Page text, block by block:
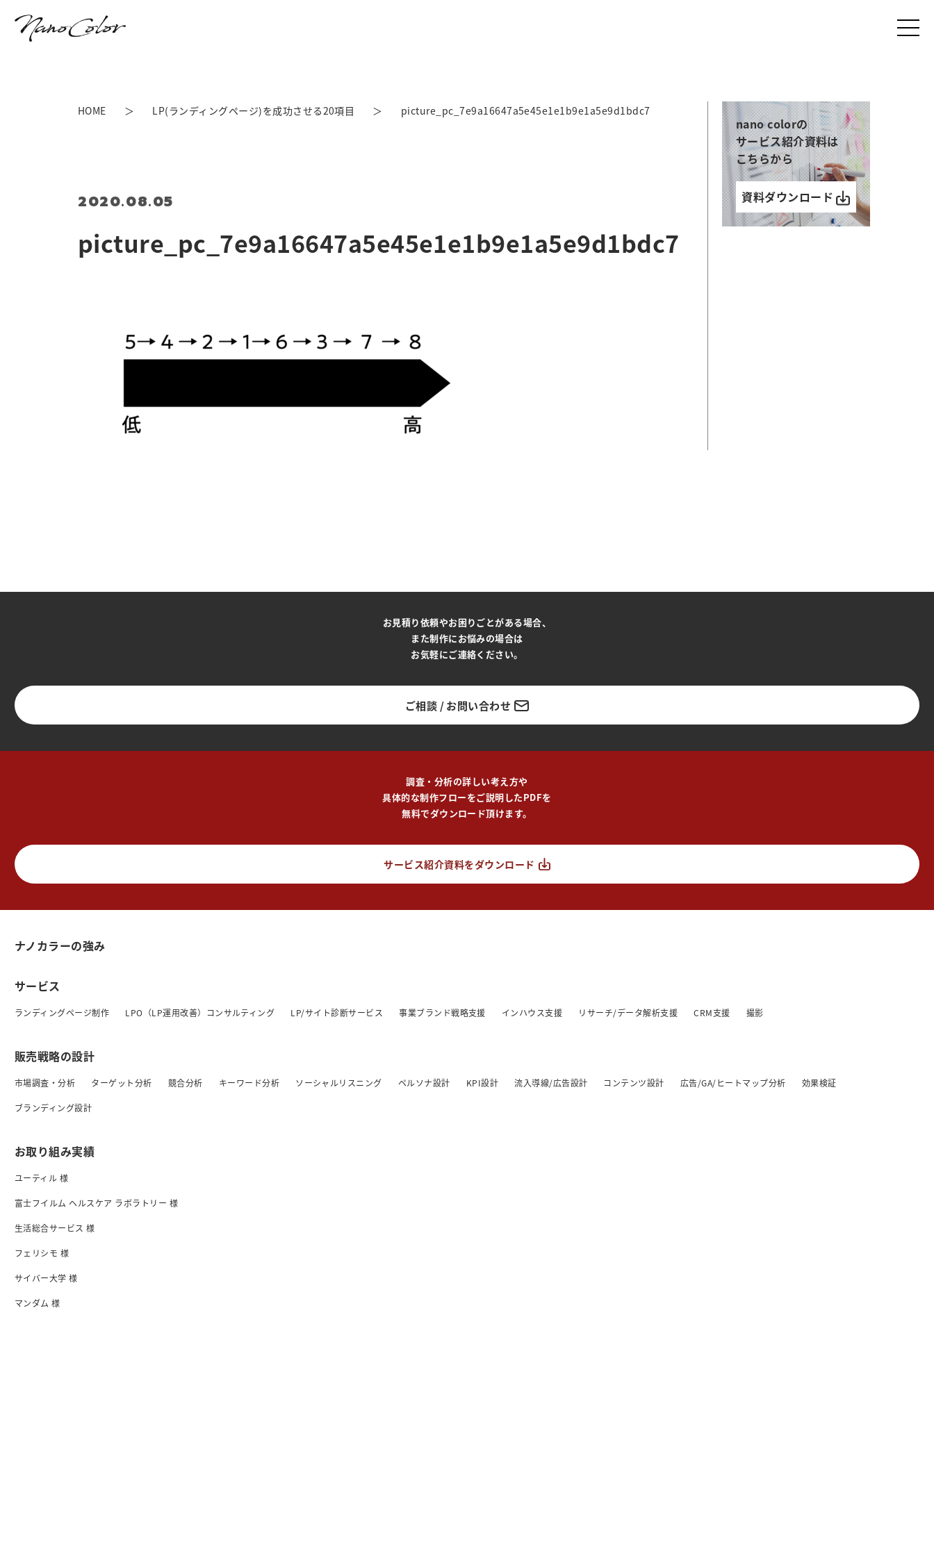
picture_pc_7e9a16647a5e45e1e1b9e1a5e9d1bdc7
2020.08.05
HOME LP(ランディングページ)を成功させる20項目 picture_pc_7e9a16647a5e45e1e1b9e1a5e9d1bdc7
nano colorの
サービス紹介資料は
こちらから
資料ダウンロード
お見積り依頼やお困りごとがある場合、
また制作にお悩みの場合は
お気軽にご連絡ください。
ご相談 / お問い合わせ
調査・分析の詳しい考え方や
具体的な制作フローをご説明したPDFを
無料でダウンロード頂けます。
サービス紹介資料をダウンロード
ナノカラーの強み
サービス
ランディングページ制作 LPO（LP運用改善）コンサルティング LP/サイト診断サービス 事業ブランド戦略支援 インハウス支援 リサーチ/データ解析支援 CRM支援 撮影
販売戦略の設計
市場調査・分析 ターゲット分析 競合分析 キーワード分析 ソーシャルリスニング ペルソナ設計 KPI設計 流入導線/広告設計 コンテンツ設計 広告/GA/ヒートマップ分析 効果検証
ブランディング設計
お取り組み実績
ユーティル 様
富士フイルム ヘルスケア ラボラトリー 様
生活総合サービス 様
フェリシモ 様
サイバー大学 様
マンダム 様